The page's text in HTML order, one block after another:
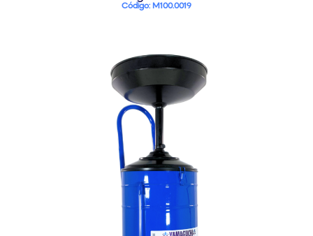
Código: M100.0019